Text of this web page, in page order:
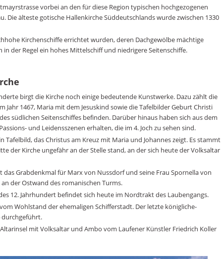
vorbei an den für diese Region typischen hochgezogenen
Die älteste gotische Hallenkirche Süddeutschlands wurde zwischen 1330
Kirchenschiffe errichtet wurden, deren Dachgewölbe mächtige
der Regel ein hohes Mittelschiff und niedrigere Seitenschiffe.
birgt die Kirche noch einige bedeutende Kunstwerke. Dazu zählt die
1467, Maria mit dem Jesuskind sowie die Tafelbilder Geburt Christi
südlichen Seitenschiffes befinden. Darüber hinaus haben sich aus dem
und Leidensszenen erhalten, die im 4. Joch zu sehen sind.
Tafelbild, das Christus am Kreuz mit Maria und Johannes zeigt. Es stammt
der Kirche ungefähr an der Stelle stand, an der sich heute der Volksaltar
Grabdenkmal für Marx von Nussdorf und seine Frau Spornella von
der Ostwand des romanischen Turms.
12. Jahrhundert befindet sich heute im Nordtrakt des Laubengangs.
Wohlstand der ehemaligen Schifferstadt. Der letzte königliche-
durchgeführt.
mit Volksaltar und Ambo vom Laufener Künstler Friedrich Koller